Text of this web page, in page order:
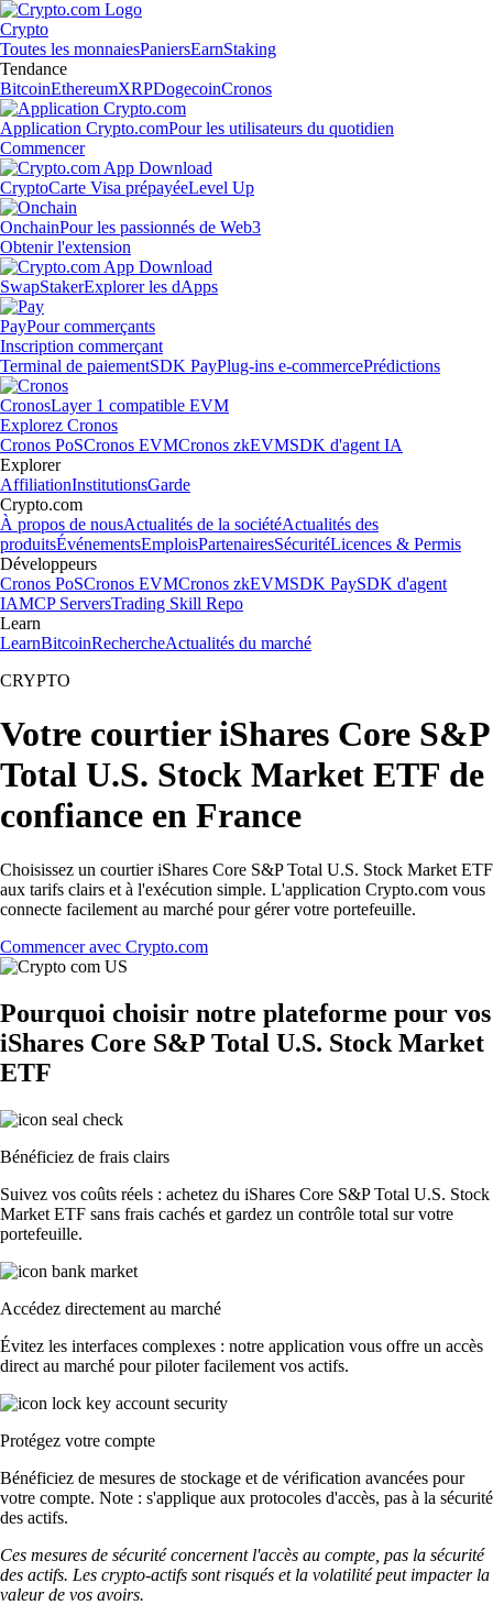
Crypto
Toutes les monnaiesPaniersEarnStaking
Tendance
BitcoinEthereumXRPDogecoinCronos
Application Crypto.comPour les utilisateurs du quotidien
Commencer
CryptoCarte Visa prépayéeLevel Up
OnchainPour les passionnés de Web3
Obtenir l'extension
SwapStakerExplorer les dApps
PayPour commerçants
Inscription commerçant
Terminal de paiementSDK PayPlug-ins e-commercePrédictions
CronosLayer 1 compatible EVM
Explorez Cronos
Cronos PoSCronos EVMCronos zkEVMSDK d'agent IA
Explorer
AffiliationInstitutionsGarde
Crypto.com
À propos de nousActualités de la sociétéActualités des
produitsÉvénementsEmploisPartenairesSécuritéLicences & Permis
Développeurs
Cronos PoSCronos EVMCronos zkEVMSDK PaySDK d'agent
IAMCP ServersTrading Skill Repo
Learn
LearnBitcoinRechercheActualités du marché
CRYPTO
Votre courtier iShares Core S&P
Total U.S. Stock Market ETF de
confiance en France
Choisissez un courtier iShares Core S&P Total U.S. Stock Market ETF
aux tarifs clairs et à l'exécution simple. L'application Crypto.com vous
connecte facilement au marché pour gérer votre portefeuille.
Commencer avec Crypto.com
Pourquoi choisir notre plateforme pour vos
iShares Core S&P Total U.S. Stock Market
ETF
Bénéficiez de frais clairs
Suivez vos coûts réels : achetez du iShares Core S&P Total U.S. Stock
Market ETF sans frais cachés et gardez un contrôle total sur votre
portefeuille.
Accédez directement au marché
Évitez les interfaces complexes : notre application vous offre un accès
direct au marché pour piloter facilement vos actifs.
Protégez votre compte
Bénéficiez de mesures de stockage et de vérification avancées pour
votre compte. Note : s'applique aux protocoles d'accès, pas à la sécurité
des actifs.
Ces mesures de sécurité concernent l'accès au compte, pas la sécurité
des actifs. Les crypto-actifs sont risqués et la volatilité peut impacter la
valeur de vos avoirs.